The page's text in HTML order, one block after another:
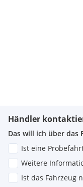
Händler
Das will ich über das
Ist eine
Weitere
Ist das Fahrzeug